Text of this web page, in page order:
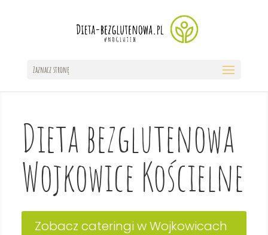
Zaznacz stronę
Dieta bezglutenowa
Wojkowice Kościelne
Zobacz cateringi w Wojkowicach